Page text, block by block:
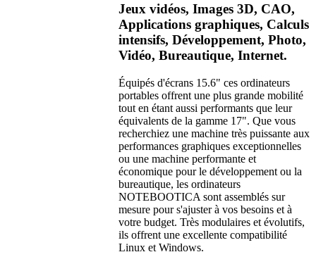
Jeux vidéos, Images 3D, CAO,
Applications graphiques, Calculs
intensifs, Développement, Photo,
Vidéo, Bureautique, Internet.
Équipés d'écrans 15.6" ces ordinateurs
portables offrent une plus grande mobilité
tout en étant aussi performants que leur
équivalents de la gamme 17". Que vous
recherchiez une machine très puissante aux
performances graphiques exceptionnelles
ou une machine performante et
économique pour le développement ou la
bureautique, les ordinateurs
NOTEBOOTICA sont assemblés sur
mesure pour s'ajuster à vos besoins et à
votre budget. Très modulaires et évolutifs,
ils offrent une excellente compatibilité
Linux et Windows.